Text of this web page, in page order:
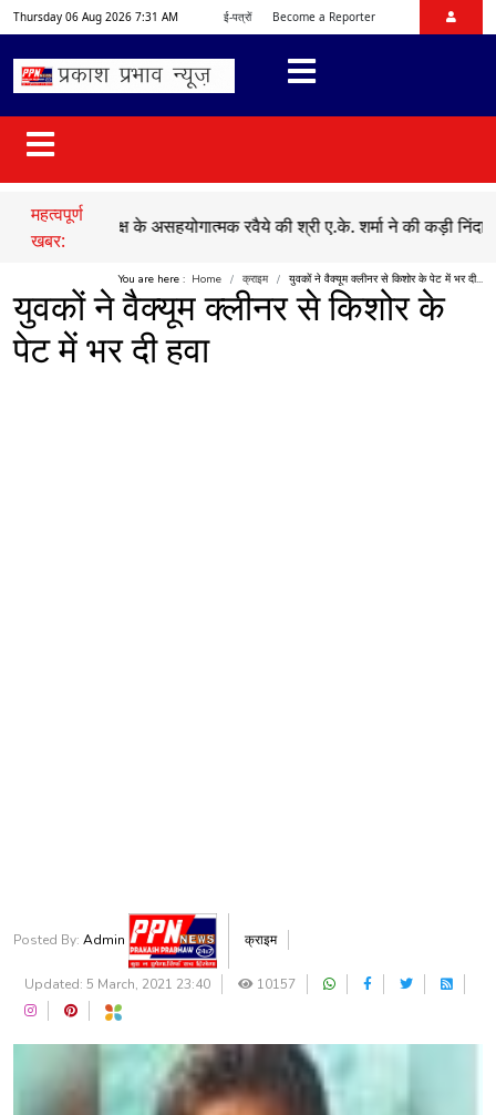
Thursday 06 Aug 2026 7:31 AM ई-पत्रों Become a Reporter
महत्वपूर्ण
खबर:
में विपक्ष के असहयोगात्मक रवैये की श्री ए.के. शर्मा ने की कड़ी निंदा ●एक
You are here : Home क्राइम युवकों ने वैक्यूम क्लीनर से किशोर के पेट में भर दी...
युवकों ने वैक्यूम क्लीनर से किशोर के
पेट में भर दी हवा
Posted By: Admin क्राइम
Updated: 5 March, 2021 23:40 10157